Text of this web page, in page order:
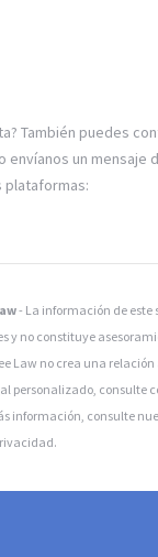
También puedes
o envíanos un mensaje
plataformas:
- La información de este
y no constituye
Law no crea una
personalizado, consulte
información, consulte